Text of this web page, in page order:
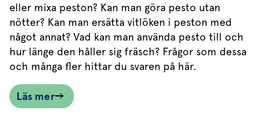
eller mixa peston? Kan man göra pesto utan
nötter? Kan man ersätta vitlöken i peston med
något annat? Vad kan man använda pesto till och
hur länge den håller sig fräsch? Frågor som dessa
och många fler hittar du svaren på här.
Läs mer